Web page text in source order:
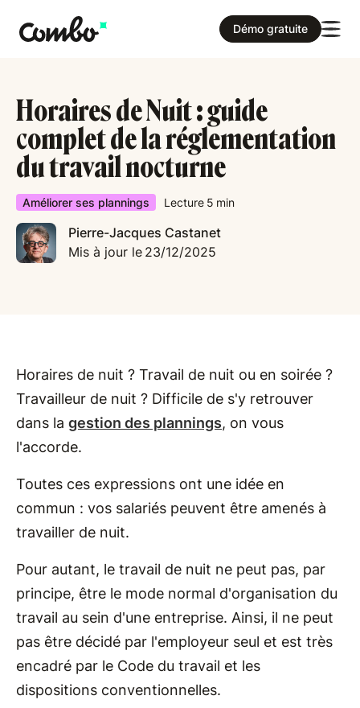
Démo gratuite
Horaires de Nuit : guide
complet de la réglementation
du travail nocturne
Améliorer ses plannings Lecture 5 min
Pierre-Jacques Castanet
Mis à jour le 23/12/2025
Horaires de nuit ? Travail de nuit ou en soirée ?
Travailleur de nuit ? Difficile de s'y retrouver
dans la gestion des plannings, on vous
l'accorde.
Toutes ces expressions ont une idée en
commun : vos salariés peuvent être amenés à
travailler de nuit.
Pour autant, le travail de nuit ne peut pas, par
principe, être le mode normal d'organisation du
travail au sein d'une entreprise. Ainsi, il ne peut
pas être décidé par l'employeur seul et est très
encadré par le Code du travail et les
dispositions conventionnelles.